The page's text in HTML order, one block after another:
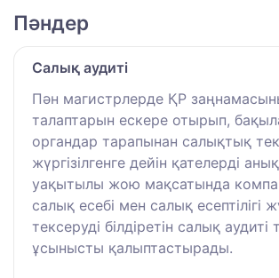
Пәндер
Салық аудиті
Пән магистрлерде ҚР
талаптарын ескере отырып,
органдар тарапынан салықтық
жүргізілгенге дейін қателерді
уақытылы жою мақсатында
салық есебі мен салық есептілігі
тексеруді білдіретін салық аудиті
ұсынысты қалыптастырады.